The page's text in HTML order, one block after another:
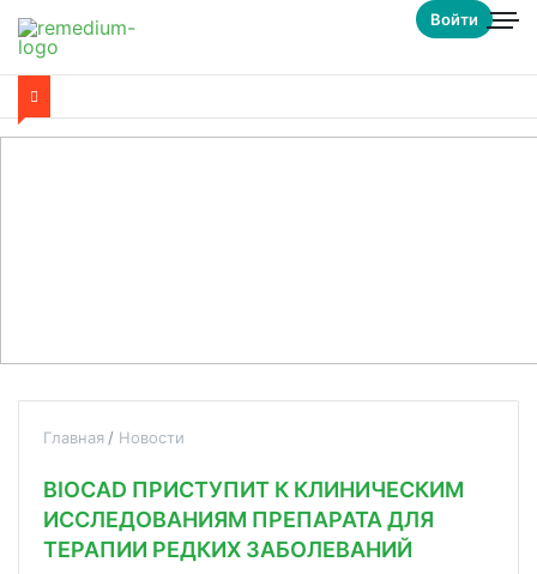
Войти
Главная Новости
BIOCAD ПРИСТУПИТ К КЛИНИЧЕСКИМ
ИССЛЕДОВАНИЯМ ПРЕПАРАТА ДЛЯ
ТЕРАПИИ РЕДКИХ ЗАБОЛЕВАНИЙ